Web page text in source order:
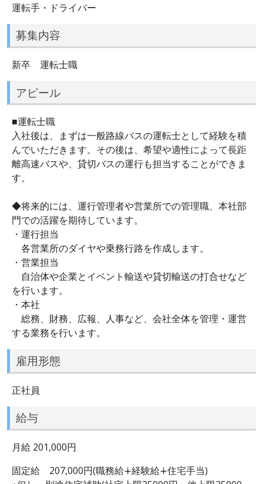
運転手・ドライバー
募集内容
新卒 運転士職
アピール
■運転士職
入社後は、まずは一般路線バスの運転士として経験を積
んでいただきます。その後は、希望や適性によって長距
離高速バスや、貸切バスの運行も担当することができま
す。
◆将来的には、運行管理者や営業所での管理職、本社部
門での活躍を期待しています。
・運行担当
各営業所のダイヤや乗務行路を作成します。
・営業担当
自治体や企業とイベント輸送や貸切輸送の打合せなど
を行います。
・本社
総務、財務、広報、人事など、会社全体を管理・運営
する業務を行います。
雇用形態
正社員
給与
月給 201,000円
固定給 207,000円(職務給∔経験給∔住宅手当)